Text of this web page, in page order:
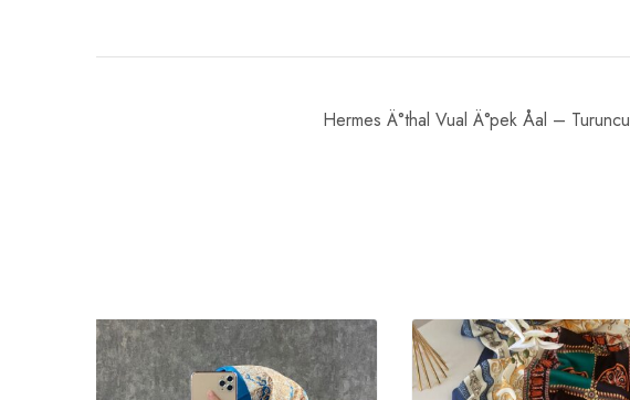
Hermes Ä°thal Vual Ä°pek Åal – Turuncu